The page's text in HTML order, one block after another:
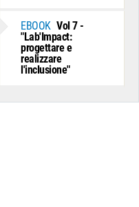
EBOOK Vol 7 -
"Lab'Impact:
progettare e
realizzare
l'inclusione"